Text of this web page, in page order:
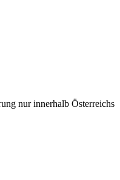
nur innerhalb Österreichs